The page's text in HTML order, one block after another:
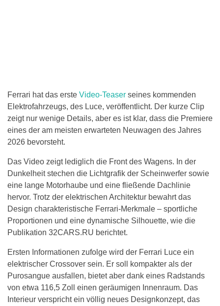
Ferrari hat das erste Video-Teaser seines kommenden
Elektrofahrzeugs, des Luce, veröffentlicht. Der kurze Clip
zeigt nur wenige Details, aber es ist klar, dass die Premiere
eines der am meisten erwarteten Neuwagen des Jahres
2026 bevorsteht.
Das Video zeigt lediglich die Front des Wagens. In der
Dunkelheit stechen die Lichtgrafik der Scheinwerfer sowie
eine lange Motorhaube und eine fließende Dachlinie
hervor. Trotz der elektrischen Architektur bewahrt das
Design charakteristische Ferrari-Merkmale – sportliche
Proportionen und eine dynamische Silhouette, wie die
Publikation 32CARS.RU berichtet.
Ersten Informationen zufolge wird der Ferrari Luce ein
elektrischer Crossover sein. Er soll kompakter als der
Purosangue ausfallen, bietet aber dank eines Radstands
von etwa 116,5 Zoll einen geräumigen Innenraum. Das
Interieur verspricht ein völlig neues Designkonzept, das